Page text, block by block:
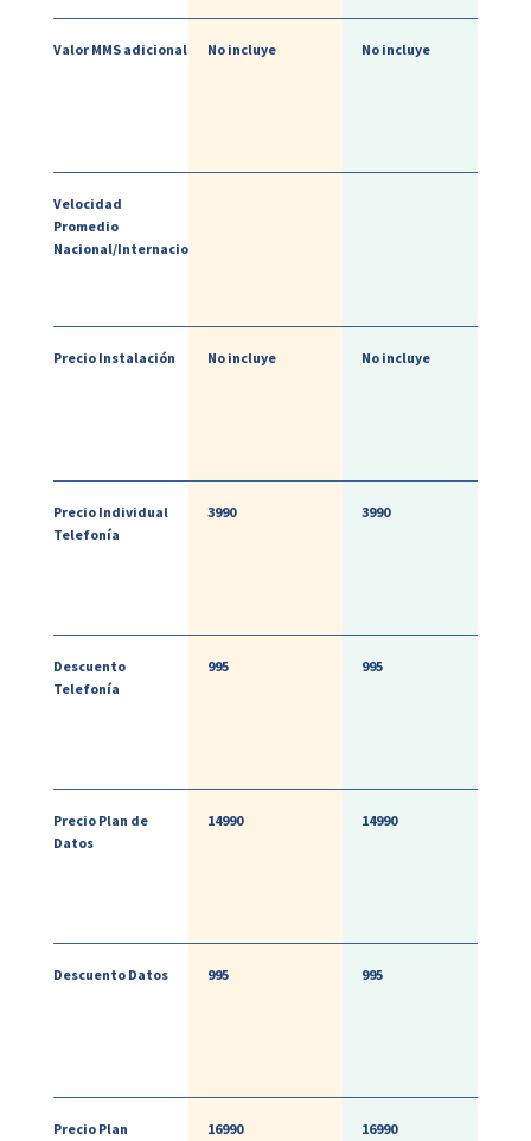
Valor MMS adicional
Velocidad
Promedio
Nacional/Internacional
Precio Instalación
Precio Individual
Telefonía
Descuento
Telefonía
Precio Plan de
Datos
Descuento Datos
Precio Plan
No incluye
No incluye
3990
995
14990
995
16990
No incluye
No incluye
3990
995
14990
995
16990